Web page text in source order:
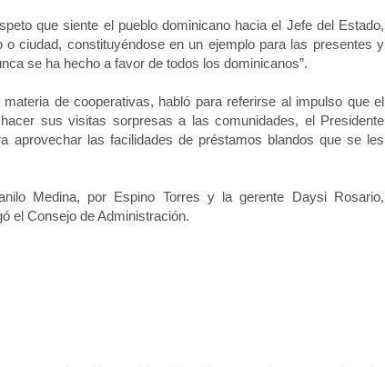
que siente el pueblo dominicano hacia el Jefe del Estado,
ciudad, constituyéndose en un ejemplo para las presentes y
se ha hecho a favor de todos los dominicanos”.
de cooperativas, habló para referirse al impulso que el
sus visitas sorpresas a las comunidades, el Presidente
aprovechar las facilidades de préstamos blandos que se les
Medina, por Espino Torres y la gerente Daysi Rosario,
el Consejo de Administración.